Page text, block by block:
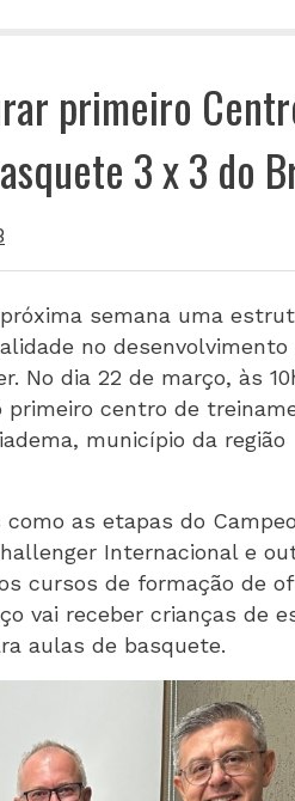
primeiro
3 x 3 do
semana uma
no desenvolvimento
No dia 22 de março, às
primeiro centro de
município da região
as etapas do
Internacional e
cursos de formação de
vai receber crianças de
aulas de basquete.